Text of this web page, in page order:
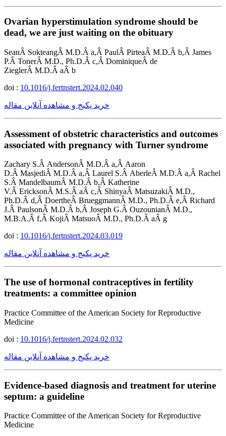
Ovarian hyperstimulation syndrome should be
dead, we are just waiting on the obituary
SeanÂ SokteangÂ M.D.Â a,Â PaulÂ PirteaÂ M.D.Â b,Â James
P.Â TonerÂ M.D., Ph.D.Â c,Â DominiqueÂ de
ZieglerÂ M.D.Â aÂ b
doi : 10.1016/j.fertnstert.2024.02.040
خرید پکیج و مشاهده آنلاین مقاله
Assessment of obstetric characteristics and outcomes
associated with pregnancy with Turner syndrome
Zachary S.Â AndersonÂ M.D.Â a,Â Aaron
D.Â MasjediÂ M.D.Â a,Â Laurel S.Â AberleÂ M.D.Â a,Â Rachel
S.Â MandelbaumÂ M.D.Â b,Â Katherine
V.Â EricksonÂ M.S.Â aÂ c,Â ShinyaÂ MatsuzakiÂ M.D.,
Ph.D.Â d,Â DoertheÂ BrueggmannÂ M.D., Ph.D.Â e,Â Richard
J.Â PaulsonÂ M.D.Â b,Â Joseph G.Â OuzounianÂ M.D.,
M.B.A.Â f,Â KojiÂ MatsuoÂ M.D., Ph.D.Â aÂ g
doi : 10.1016/j.fertnstert.2024.03.019
خرید پکیج و مشاهده آنلاین مقاله
The use of hormonal contraceptives in fertility
treatments: a committee opinion
Practice Committee of the American Society for Reproductive
Medicine
doi : 10.1016/j.fertnstert.2024.02.032
خرید پکیج و مشاهده آنلاین مقاله
Evidence-based diagnosis and treatment for uterine
septum: a guideline
Practice Committee of the American Society for Reproductive
Medicine